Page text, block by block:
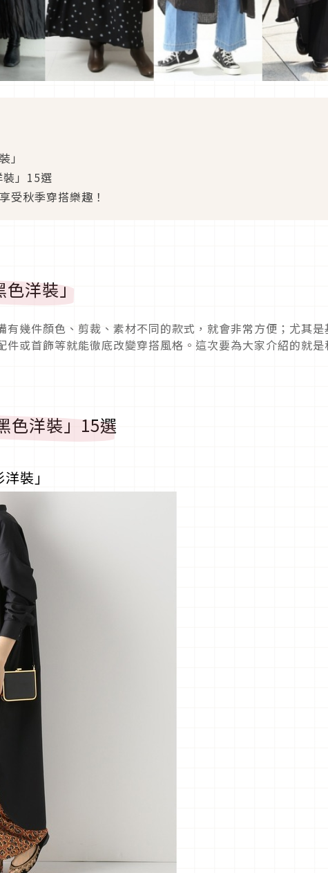
」
」15選
受秋季穿搭樂趣！
洋裝」
有幾件顏色、剪裁、素材不同的款式，就會非常方便；尤其是
件或首飾等就能徹底改變穿搭風格。這次要為大家介紹的就是
色洋裝」15選
裝」